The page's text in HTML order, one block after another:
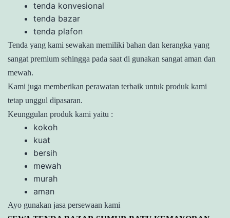
tenda konvesional
tenda bazar
tenda plafon
Tenda yang kami sewakan memiliki bahan dan kerangka yang
sangat premium sehingga pada saat di gunakan sangat aman dan
mewah.
Kami juga memberikan perawatan terbaik untuk produk kami
tetap unggul dipasaran.
Keunggulan produk kami yaitu :
kokoh
kuat
bersih
mewah
murah
aman
Ayo gunakan jasa persewaan kami